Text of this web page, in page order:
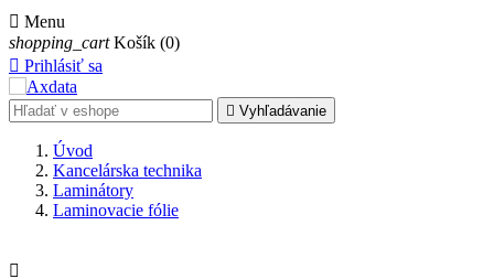
 Menu
shopping_cart Košík (0)
 Prihlásiť sa
 Vyhľadávanie
Úvod
Kancelárska technika
Laminátory
Laminovacie fólie
